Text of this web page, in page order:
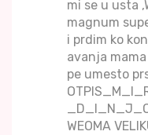
mi se u usta
magnum
i prdim ko
avanja
pe umesto
_D_I_N_J_O
WEOMA